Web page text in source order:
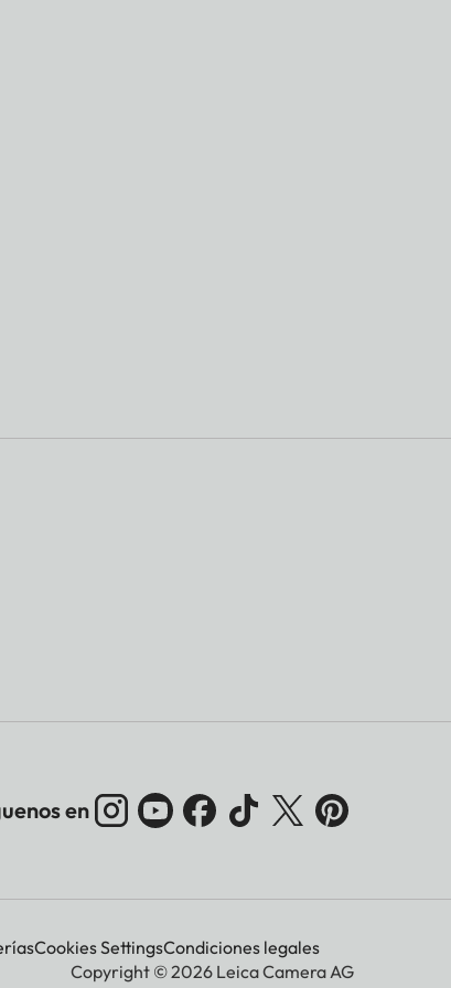
en
Cookies SettingsCondiciones legales
Copyright © 2026 Leica Camera AG